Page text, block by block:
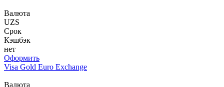
Валюта
UZS
Срок
Кэшбэк
нет
Оформить
Visa Gold Euro Exchange
Валюта